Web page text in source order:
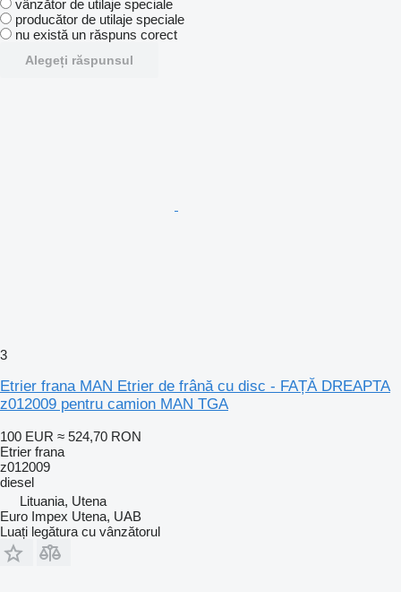
vânzător de utilaje speciale
producător de utilaje speciale
nu există un răspuns corect
Alegeți răspunsul
3
Etrier frana MAN Etrier de frână cu disc - FAȚĂ DREAPTA
z012009 pentru camion MAN TGA
100 EUR ≈ 524,70 RON
Etrier frana
z012009
diesel
Lituania, Utena
Euro Impex Utena, UAB
Luați legătura cu vânzătorul